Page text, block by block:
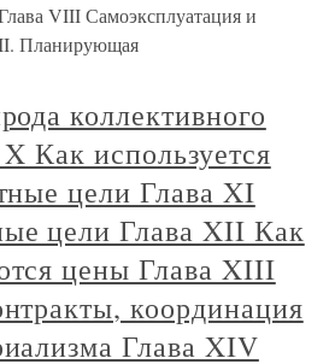
VIII Самоэксплуатация и
Планирующая
коллективного
Как используется
цели Глава XI
цели Глава XII Как
цены Глава XIII
координация
Глава XIV